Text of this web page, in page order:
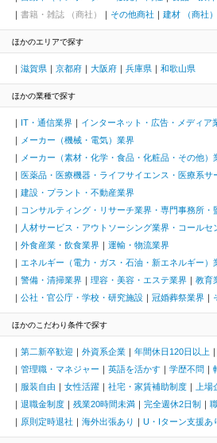
書籍・雑誌 （商社）
その他商社 建材 （商社）
ほかのエリアで探す
滋賀県 京都府 大阪府 兵庫県 和歌山県
ほかの業種で探す
IT・通信業界
インターネット・広告・メディア
メーカー（機械・電気）業界
メーカー（素材・化学・食品・化粧品・その他）
医薬品・医療機器・ライフサイエンス・医療系サ
建設・プラント・不動産業界
コンサルティング・リサーチ業界・専門事務所・
人材サービス・アウトソーシング業界・コールセ
外食産業・飲食業界
運輸・物流業界
エネルギー（電力・ガス・石油・新エネルギー）
警備・清掃業界
理容・美容・エステ業界 教育
公社・官公庁・学校・研究施設
冠婚葬祭業界
ほかのこだわり条件で探す
第二新卒歓迎 外資系企業 年間休日120日以上
管理職・マネジャー
英語を活かす 学歴不問
服装自由
女性活躍 社宅・家賃補助制度 上場
退職金制度
残業20時間未満 完全週休2日制
原則定時退社
海外出張あり U・Iターン支援あ